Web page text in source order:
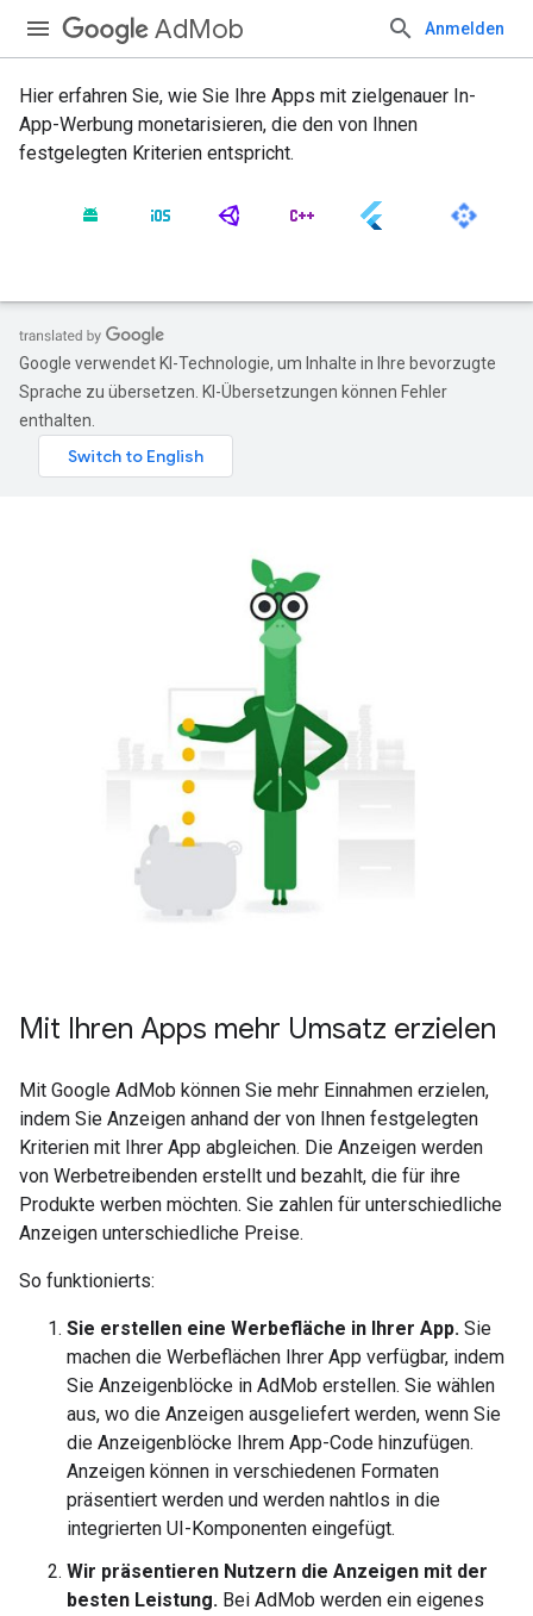
AdMob Anmelden
Hier erfahren Sie, wie Sie Ihre Apps mit zielgenauer In-
App-Werbung monetarisieren, die den von Ihnen
festgelegten Kriterien entspricht.
Google verwendet KI-Technologie, um Inhalte in Ihre bevorzugte
Sprache zu übersetzen. KI-Übersetzungen können Fehler
enthalten.
Mit Ihren Apps mehr Umsatz erzielen
Mit Google AdMob können Sie mehr Einnahmen erzielen,
indem Sie Anzeigen anhand der von Ihnen festgelegten
Kriterien mit Ihrer App abgleichen. Die Anzeigen werden
von Werbetreibenden erstellt und bezahlt, die für ihre
Produkte werben möchten. Sie zahlen für unterschiedliche
Anzeigen unterschiedliche Preise.
So funktionierts:
Sie erstellen eine Werbefläche in Ihrer App. Sie
machen die Werbeflächen Ihrer App verfügbar, indem
Sie Anzeigenblöcke in AdMob erstellen. Sie wählen
aus, wo die Anzeigen ausgeliefert werden, wenn Sie
die Anzeigenblöcke Ihrem App-Code hinzufügen.
Anzeigen können in verschiedenen Formaten
präsentiert werden und werden nahtlos in die
integrierten UI-Komponenten eingefügt.
Wir präsentieren Nutzern die Anzeigen mit der
besten Leistung. Bei AdMob werden ein eigenes